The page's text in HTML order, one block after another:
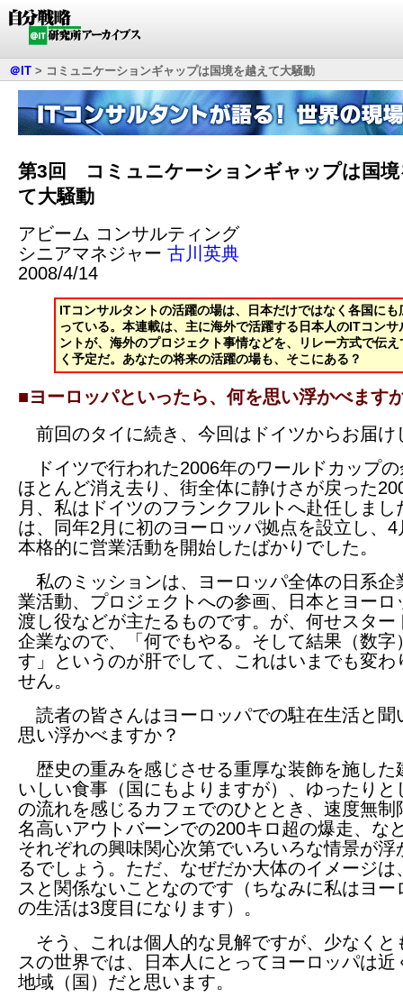
＠IT > コミュニケーションギャップは国境を越えて大騒動
第3回 コミュニケーションギャップは国境
て大騒動
アビーム コンサルティング
シニアマネジャー 古川英典
2008/4/14
ITコンサルタントの活躍の場は、日本だけではなく各国にも
っている。本連載は、主に海外で活躍する日本人のITコンサ
ントが、海外のプロジェクト事情などを、リレー方式で伝え
く予定だ。あなたの将来の活躍の場も、そこにある？
■ヨーロッパといったら、何を思い浮かべます
前回のタイに続き、今回はドイツからお届け
ドイツで行われた2006年のワールドカップの
ほとんど消え去り、街全体に静けさが戻った
月、私はドイツのフランクフルトへ赴任しまし
は、同年2月に初のヨーロッパ拠点を設立し、4
本格的に営業活動を開始したばかりでした。
私のミッションは、ヨーロッパ全体の日系企
業活動、プロジェクトへの参画、日本とヨーロ
渡し役などが主たるものです。が、何せスター
企業なので、「何でもやる。そして結果（数字
す」というのが肝でして、これはいまでも変わ
せん。
読者の皆さんはヨーロッパでの駐在生活と聞
思い浮かべますか？
歴史の重みを感じさせる重厚な装飾を施した
いしい食事（国にもよりますが）、ゆったりと
の流れを感じるカフェでのひととき、速度無制
名高いアウトバーンでの200キロ超の爆走、な
それぞれの興味関心次第でいろいろな情景が浮
るでしょう。ただ、なぜだか大体のイメージは
スと関係ないことなのです（ちなみに私はヨー
の生活は3度目になります）。
そう、これは個人的な見解ですが、少なくと
スの世界では、日本人にとってヨーロッパは近
地域（国）だと思います。